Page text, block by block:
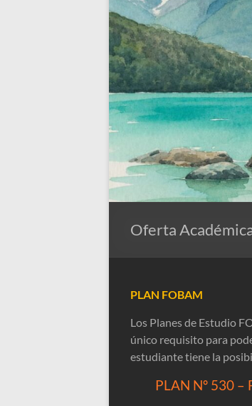
Oferta
PLAN FOBAM
Los Planes de Estudio
único requisito para
estudiante tiene la
PLAN Nº 530 –